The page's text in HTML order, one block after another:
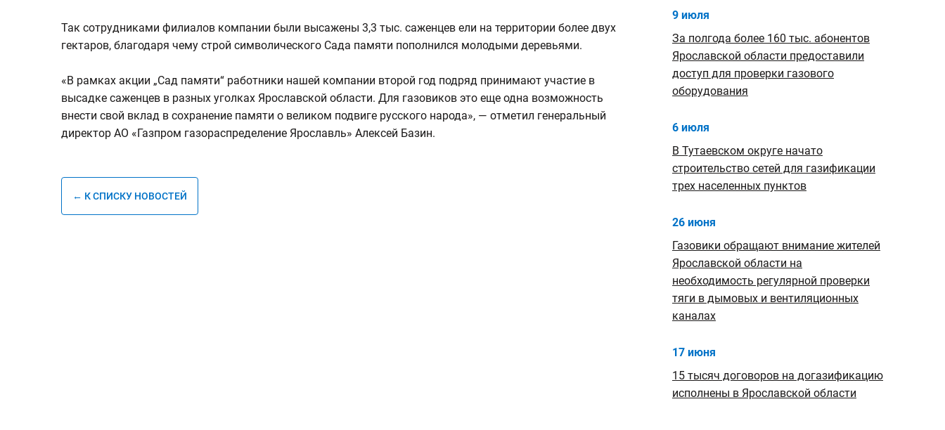
Так сотрудниками филиалов компании были высажены 3,3 тыс. саженцев ели на территории более двух
гектаров, благодаря чему строй символического Сада памяти пополнился молодыми деревьями.
«В рамках акции „Сад памяти“ работники нашей компании второй год подряд принимают участие в
высадке саженцев в разных уголках Ярославской области. Для газовиков это еще одна возможность
внести свой вклад в сохранение памяти о великом подвиге русского народа», — отметил генеральный
директор АО «Газпром газораспределение Ярославль» Алексей Базин.
← К СПИСКУ НОВОСТЕЙ
9 июля
За полгода более 160 тыс. абонентов
Ярославской области предоставили
доступ для проверки газового
оборудования
6 июля
В Тутаевском округе начато
строительство сетей для газификации
трех населенных пунктов
26 июня
Газовики обращают внимание жителей
Ярославской области на
необходимость регулярной проверки
тяги в дымовых и вентиляционных
каналах
17 июня
15 тысяч договоров на догазификацию
исполнены в Ярославской области